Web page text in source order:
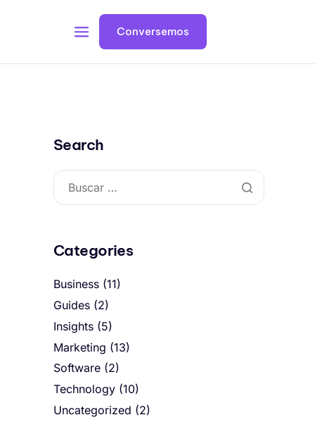
Conversemos
Search
Categories
Business (11)
Guides (2)
Insights (5)
Marketing (13)
Software (2)
Technology (10)
Uncategorized (2)